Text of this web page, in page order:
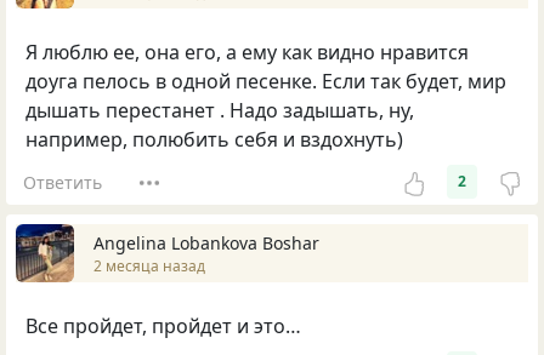
Я люблю ее, она его, а ему как видно нравится
доуга пелось в одной песенке. Если так будет, мир
дышать перестанет . Надо задышать, ну,
например, полюбить себя и вздохнуть)
Ответить 2
Angelina Lobankova Boshar
2 месяца назад
Все пройдет, пройдет и это…